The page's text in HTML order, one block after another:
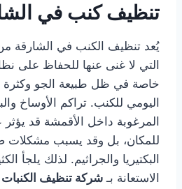
تنظيف كنب في
يُعد تنظيف الكنب في الشارقة
التي لا غنى عنها للحفاظ على
خاصة في ظل طبيعة الجو وكثرة
اليومي للكنب. تراكم الأوساخ
المرغوبة داخل الأقمشة قد
للمكان، بل وقد يسبب مشكلات
البكتيريا والجراثيم. لذلك يلجأ
الاستعانة بـ شركة تنظيف